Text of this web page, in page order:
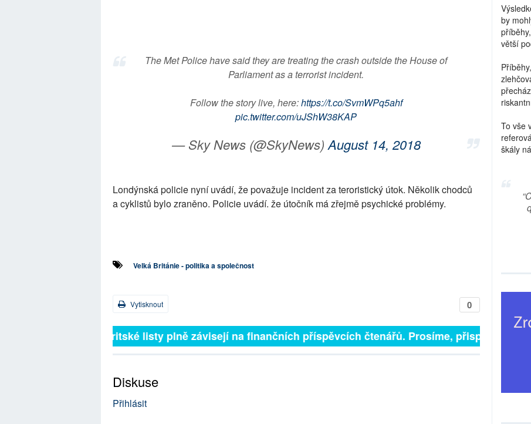
The Met Police have said they are treating the crash outside the House of
Parliament as a terrorist incident.
Follow the story live, here:https://t.co/SvmWPq5ahf
pic.twitter.com/uJShW38KAP
— Sky News (@SkyNews) August 14, 2018
Londýnská policie nyní uvádí, že považuje incident za teroristický útok. Několik chodců
a cyklistů bylo zraněno. Policie uvádí. že útočník má zřejmě psychické problémy.
Velká Británie - politika a společnost
0
Vytisknout
Britské listy plně závisejí na finančních příspěvcích čtenářů. Prosíme, přispějte. ➥
Diskuse
Přihlásit
by
větší
To vše
škály